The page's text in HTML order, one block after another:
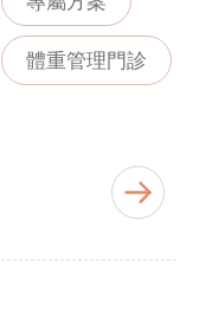
體重管理門診